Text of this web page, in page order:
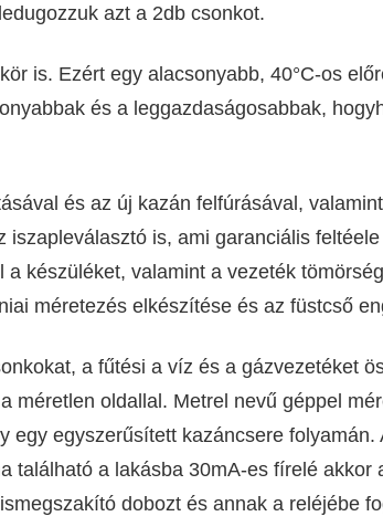
azt a 2db csonkot.
is. Ezért egy alacsonyabb, 40°C-os
és a leggazdaságosabbak,
és az új kazán felfúrásával,
is, ami garanciális
készüléket, valamint a vezeték
méretezés elkészítése és az füstcső
a fűtési a víz és a gázvezetéket
oldallal. Metrel nevű géppel
egyszerűsített kazáncsere
található a lakásba 30mA-es fírelé akkor
dobozt és annak a reléjébe